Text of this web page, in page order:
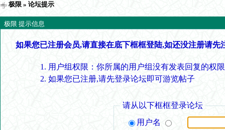
极限 » 论坛提示
极限 提示信息
如果您已注册会员,请直接在底下框框登陆,如还没注册请先
用户组权限：你所属的用户组没有发表回复的权
如果您已注册,请先登录论坛即可游览帖子
请从以下框框登录论坛
用户名